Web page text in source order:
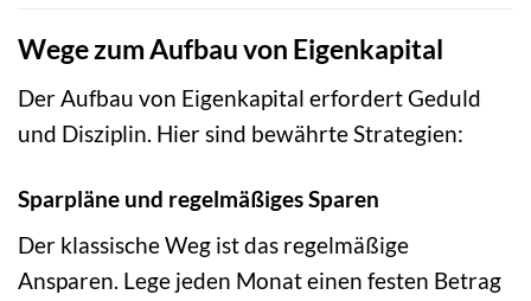
Wege zum Aufbau von Eigenkapital
Der Aufbau von Eigenkapital erfordert Geduld
und Disziplin. Hier sind bewährte Strategien:
Sparpläne und regelmäßiges Sparen
Der klassische Weg ist das regelmäßige
Ansparen. Lege jeden Monat einen festen Betrag